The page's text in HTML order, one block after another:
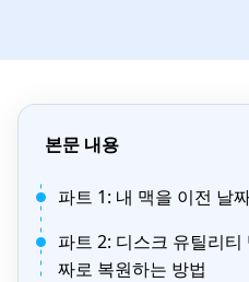
본문 내용
파트 1: 내 맥을 이전 날
파트 2: 디스크 유틸리
짜로 복원하는 방법